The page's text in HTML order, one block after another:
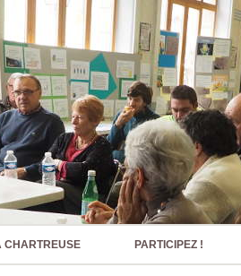
CHARTREUSE PARTICIPEZ !